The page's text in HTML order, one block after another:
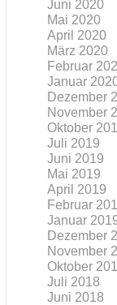
Juni 2020
Mai 2020
April 2020
März 2020
Februar
Januar
Dezember
November
Oktober
Juli 2019
Juni 2019
Mai 2019
April 2019
Februar
Januar
Dezember
November
Oktober
Juli 2018
Juni 2018